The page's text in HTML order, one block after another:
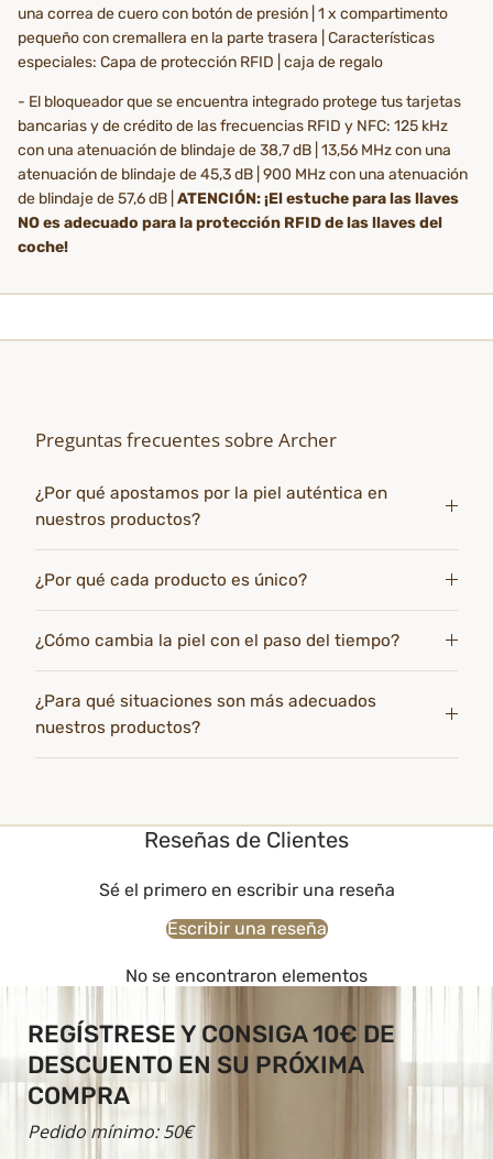
una correa de cuero con botón de presión | 1 x compartimento
pequeño con cremallera en la parte trasera | Características
especiales: Capa de protección RFID | caja de regalo
- El bloqueador que se encuentra integrado protege tus tarjetas
bancarias y de crédito de las frecuencias RFID y NFC: 125 kHz
con una atenuación de blindaje de 38,7 dB | 13,56 MHz con una
atenuación de blindaje de 45,3 dB | 900 MHz con una atenuación
de blindaje de 57,6 dB | ATENCIÓN: ¡El estuche para las llaves
NO es adecuado para la protección RFID de las llaves del
coche!
Preguntas frecuentes sobre Archer
¿Por qué apostamos por la piel auténtica en
nuestros productos?
¿Por qué cada producto es único?
¿Cómo cambia la piel con el paso del tiempo?
¿Para qué situaciones son más adecuados
nuestros productos?
Reseñas de Clientes
Sé el primero en escribir una reseña
Escribir una reseña
No se encontraron elementos
REGÍSTRESE Y CONSIGA 10€ DE
DESCUENTO EN SU PRÓXIMA
COMPRA
Pedido mínimo: 50€